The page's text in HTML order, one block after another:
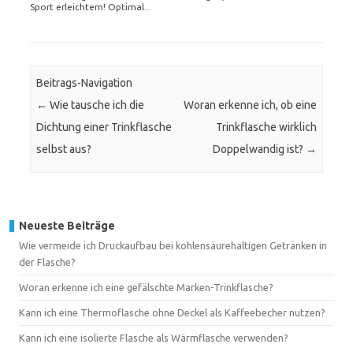
Sport erleichtern! Optimal...
Beitrags-Navigation
← Wie tausche ich die
Dichtung einer Trinkflasche
selbst aus?
Woran erkenne ich, ob eine
Trinkflasche wirklich
Doppelwandig ist? →
Neueste Beiträge
Wie vermeide ich Druckaufbau bei kohlensäurehaltigen Getränken in
der Flasche?
Woran erkenne ich eine gefälschte Marken-Trinkflasche?
Kann ich eine Thermoflasche ohne Deckel als Kaffeebecher nutzen?
Kann ich eine isolierte Flasche als Wärmflasche verwenden?